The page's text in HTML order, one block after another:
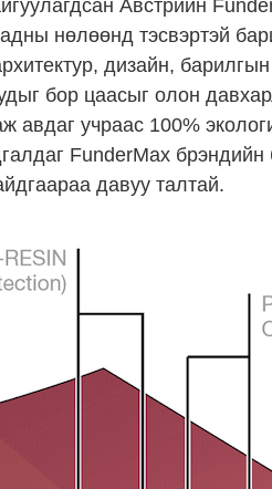
Австрийн
нөлөөнд тэсвэртэй
дизайн,
бор цаасыг олон
авдаг учраас 100%
FunderMax брэндийн
давуу талтай.